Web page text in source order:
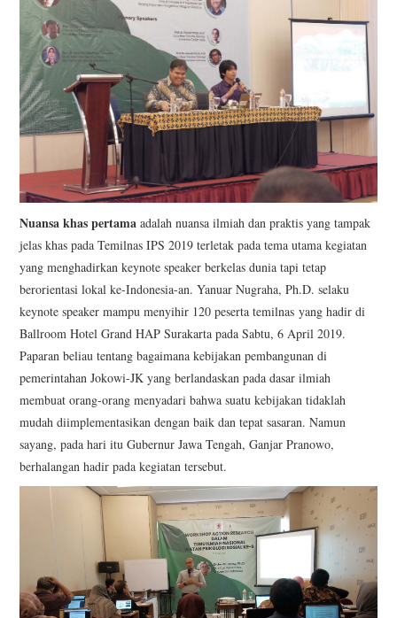
Nuansa khas pertama adalah nuansa ilmiah dan praktis yang tampak
jelas khas pada Temilnas IPS 2019 terletak pada tema utama kegiatan
yang menghadirkan keynote speaker berkelas dunia tapi tetap
berorientasi lokal ke-Indonesia-an. Yanuar Nugraha, Ph.D. selaku
keynote speaker mampu menyihir 120 peserta temilnas yang hadir di
Ballroom Hotel Grand HAP Surakarta pada Sabtu, 6 April 2019.
Paparan beliau tentang bagaimana kebijakan pembangunan di
pemerintahan Jokowi-JK yang berlandaskan pada dasar ilmiah
membuat orang-orang menyadari bahwa suatu kebijakan tidaklah
mudah diimplementasikan dengan baik dan tepat sasaran. Namun
sayang, pada hari itu Gubernur Jawa Tengah, Ganjar Pranowo,
berhalangan hadir pada kegiatan tersebut.